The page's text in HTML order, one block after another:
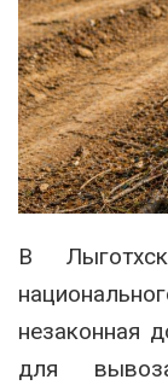
В
незаконная
для